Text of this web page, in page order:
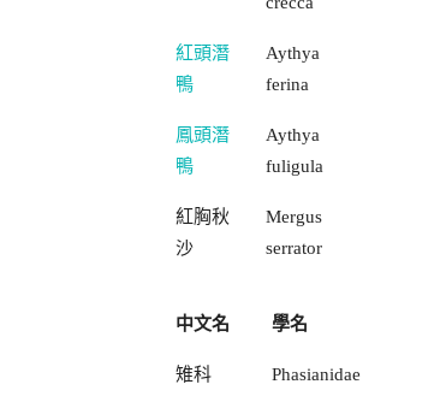
紅頭潛
鴨
Aythya
ferina
鳳頭潛
鴨
Aythya
fuligula
紅胸秋
沙
Mergus
serrator
中文名 學名
雉科 Phasianidae